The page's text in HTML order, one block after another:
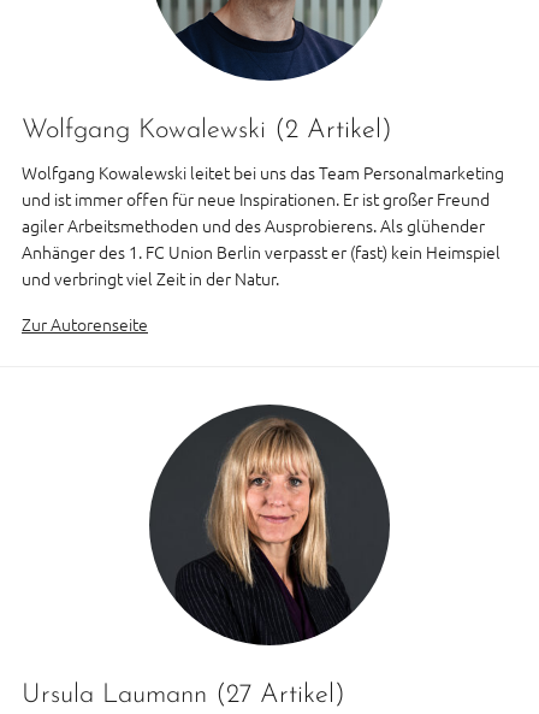
Wolfgang Kowalewski (2 Artikel)
Wolfgang Kowalewski leitet bei uns das Team Personalmarketing
und ist immer offen für neue Inspirationen. Er ist großer Freund
agiler Arbeitsmethoden und des Ausprobierens. Als glühender
Anhänger des 1. FC Union Berlin verpasst er (fast) kein Heimspiel
und verbringt viel Zeit in der Natur.
Zur Autorenseite
Ursula Laumann (27 Artikel)